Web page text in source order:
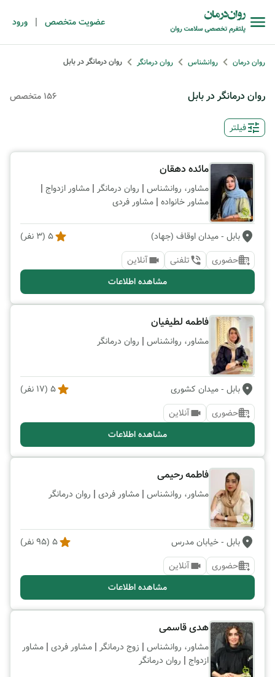
عضویت متخصص | ورود
روان درمان روانشناس روان درمانگر روان درمانگر در بابل
روان درمانگر در بابل 156 متخصص
فیلتر
مائده دهقان
مشاور، روانشناس | روان درمانگر | مشاور ازدواج |
مشاور خانواده | مشاور فردی
بابل - میدان اوقاف (جهاد) 5
(
3 نفر)
حضوری
تلفنی
آنلاین
مشاهده اطلاعات
فاطمه لطیفیان
مشاور، روانشناس | روان درمانگر
بابل - میدان کشوری 5
(
17 نفر)
حضوری
آنلاین
مشاهده اطلاعات
فاطمه رحیمی
مشاور، روانشناس | مشاور فردی | روان درمانگر
بابل - خیابان مدرس 5
(
95نفر)
حضوری
آنلاین
مشاهده اطلاعات
هدی قاسمی
مشاور، روانشناس | زوج درمانگر | مشاور فردی | مشاور
ازدواج | روان درمانگر